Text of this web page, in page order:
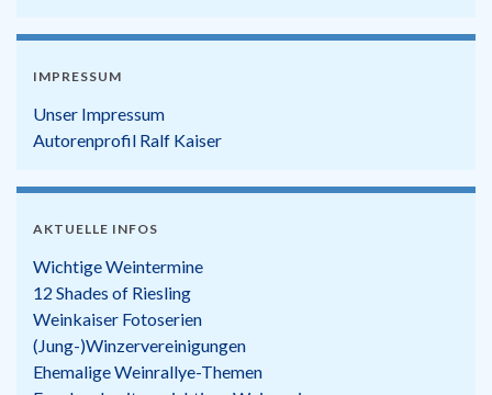
IMPRESSUM
Unser Impressum
Autorenprofil Ralf Kaiser
AKTUELLE INFOS
Wichtige Weintermine
12 Shades of Riesling
Weinkaiser Fotoserien
(Jung-)Winzervereinigungen
Ehemalige Weinrallye-Themen